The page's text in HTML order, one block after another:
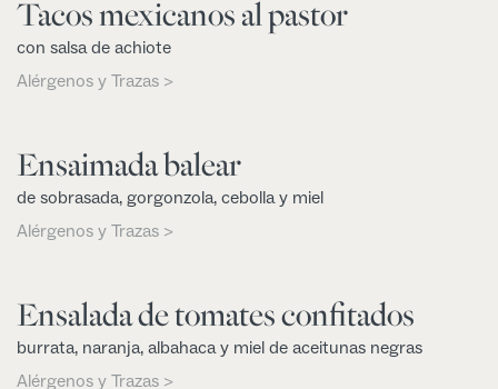
Tacos mexicanos al pastor
con salsa de achiote
Alérgenos y Trazas >
Ensaimada balear
de sobrasada, gorgonzola, cebolla y miel
Alérgenos y Trazas >
Ensalada de tomates confitados
burrata, naranja, albahaca y miel de aceitunas negras
Alérgenos y Trazas >